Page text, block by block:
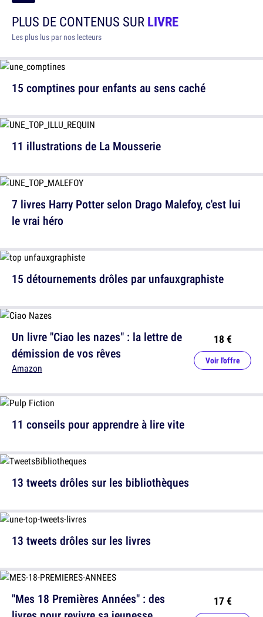
PLUS DE CONTENUS SURLIVRE
Les plus lus par nos lecteurs
15 comptines pour enfants au sens caché
7 livres Harry Potter selon Drago Malefoy, c'est lui
le vrai héro
Un livre "Ciao les nazes" : la lettre de
démission de vos rêves
Amazon
18 €
Voir l'offre
13 tweets drôles sur les bibliothèques
"Mes 18 Premières Années" : des
17 €
11 illustrations de La Mousserie
15 détournements drôles par unfauxgraphiste
11 conseils pour apprendre à lire vite
13 tweets drôles sur les livres